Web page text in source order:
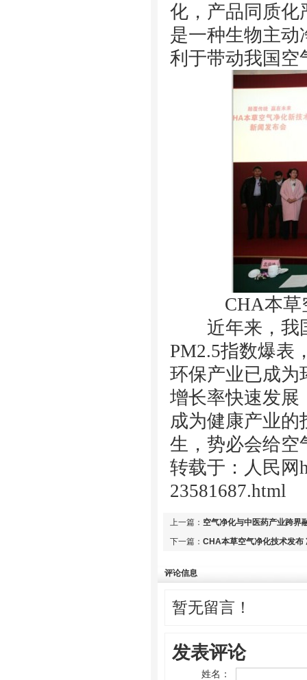
化，产品同质化
是一种生物主动
利于带动我国 空
CHA本草
近年来，我国
PM2.5指数爆表
环保产业已成为
增长率快速发展
成为健康产业
生，势必会给空
转载于：人民网
23581687.html
上一篇： 空气净化与中医药产业跨
下一篇： CHA本草空气净化技术发
评论信息
暂无留言！
发表评论
姓名：